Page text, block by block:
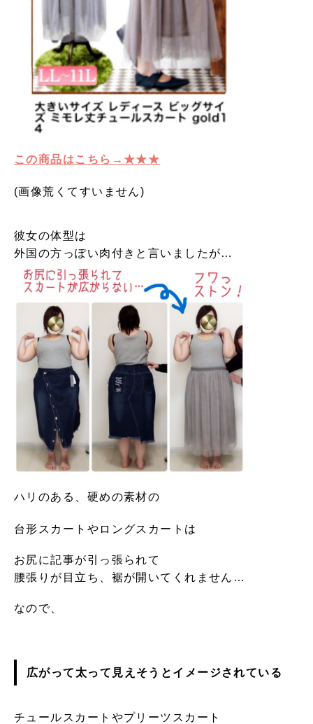
この商品はこちら→★★★
(画像荒くてすいません)
彼女の体型は
外国の方っぽい肉付きと言いましたが…
ハリのある、硬めの素材の
台形スカートやロングスカートは
お尻に記事が引っ張られて
腰張りが目立ち、裾が開いてくれません…
なので、
広がって太って見えそう とイメージされている
チュールスカートやプリーツスカート